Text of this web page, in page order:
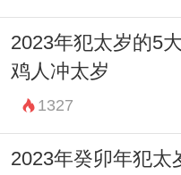
2023年犯太岁的5
鸡人冲太岁
1327
2023年癸卯年犯太岁